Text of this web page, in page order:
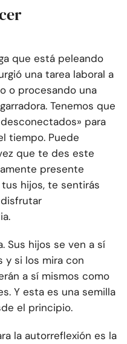
que está peleando
una tarea laboral a
o procesando una
Tenemos que
para
tiempo. Puede
que te des este
presente
hijos, te sentirás
Sus hijos se ven a sí
y si los mira con
a sí mismos como
Y esta es una semilla
el principio.
la autorreflexión es la